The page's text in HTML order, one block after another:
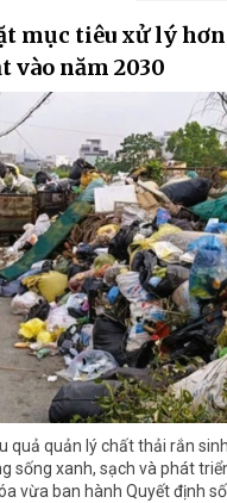
mục tiêu xử lý
vào năm 2030
quả quản lý chất thải rắn
sống xanh, sạch và phát
vừa ban hành Quyết định